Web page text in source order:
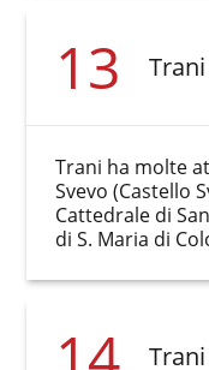
13 Trani
Trani ha molte
Svevo (Castello
Cattedrale di
di S. Maria di